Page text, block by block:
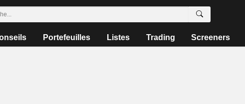
Portefeuilles Listes Trading Screeners